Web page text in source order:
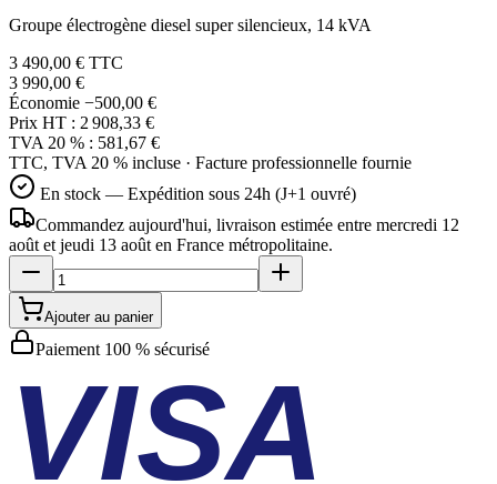
Groupe électrogène diesel super silencieux, 14 kVA
3 490,00 € TTC
3 990,00 €
Économie −500,00 €
Prix HT : 2 908,33 €
TVA 20 % : 581,67 €
TTC, TVA 20 % incluse · Facture professionnelle fournie
En stock — Expédition sous 24h (J+1 ouvré)
Commandez aujourd'hui, livraison estimée entre mercredi 12
août et jeudi 13 août en France métropolitaine.
Ajouter au panier
Paiement 100 % sécurisé
VISA